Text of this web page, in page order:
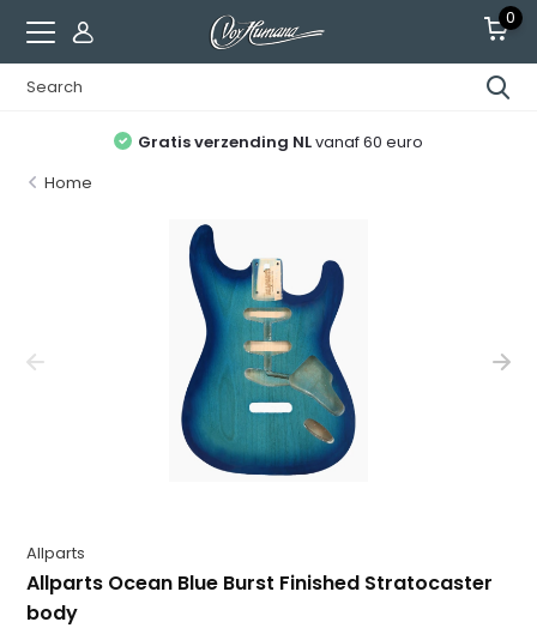
0
Gratis verzending NLvanaf 60 euro
Home
Allparts
Allparts Ocean Blue Burst Finished Stratocaster
body